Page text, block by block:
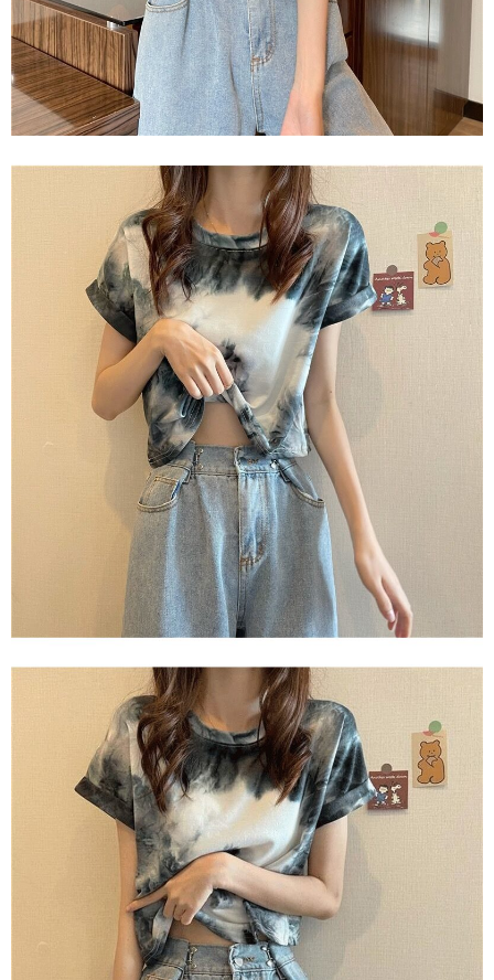
ロテクションズ（以下 AFTEE という）が提供し、AFTEEが代金を徴収し
ます。当サービスご利用の際に提供しなければならない個人情報（注文者
の氏名、電話番号、受取人の氏名、電話番号、受取人住所を含むがこれに
限らない）は、AFTEEに渡され当サービスで必要な範囲内で利用されま
す。AFTEEの個人情報の収集、処理、利用について、詳細はAFTEE公式ホ
ームページの『個人情報の収集、処理及び利用に関する声明』をご参照く
ださい（https://aftee.tw/privacypolicy/）。
AFTEEの初回ご利用の際に、審査を通過すれば、最高額がNT$10,000にな
ります。支払い期限を過ぎた場合、その金額に基づいて年利20%の遅延滞
納金が加算されます。未成年の利用者は、事前に法定代理人または後見人
の同意を得ればAFTEEをご利用いただけます。
個人情報の処理、利用について疑問がある、または関連する法律の権利を
行使したい場合は、ネットプロテクションズcs_tw@netprotections.co.jp
にご連絡ください。上記に示した個人情報を、必要な購入注文書とあわせ
てAFTEEにご提供いただく、またはAFTEEにあなたの個人情報の収集、処
理、利用を許可することににご同意いただけない場合は、当サービスを選
択しないでください。